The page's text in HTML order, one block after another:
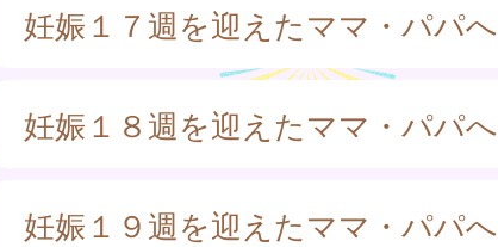
妊娠１７週を迎えたママ・パパへ
妊娠１８週を迎えたママ・パパへ
妊娠１９週を迎えたママ・パパへ